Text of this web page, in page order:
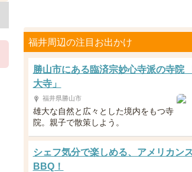
福井周辺の注目お出かけ
勝山市にある臨済宗妙心寺派の寺院
大寺」
福井県勝山市
雄大な自然と広々とした境内をもつ寺
院。親子で散策しよう。
シェフ気分で楽しめる、アメリカン
BBQ！